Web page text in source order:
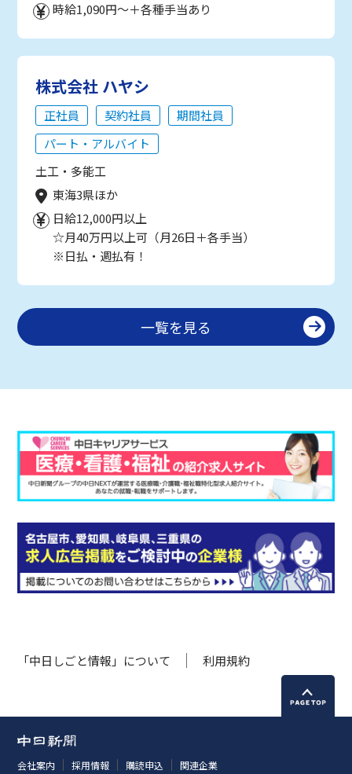
時給1,090円～＋各種手当あり
株式会社 ハヤシ
正社員 契約社員
期間社員
パート・アルバイト
土工・多能工
東海3県ほか
日給12,000円以上
☆月40万円以上可（月26日＋各手当）
※日払・週払有！
一覧を見る
「中日しごと情報」について 利用規約
会社案内 採用情報 購読申込 関連企業